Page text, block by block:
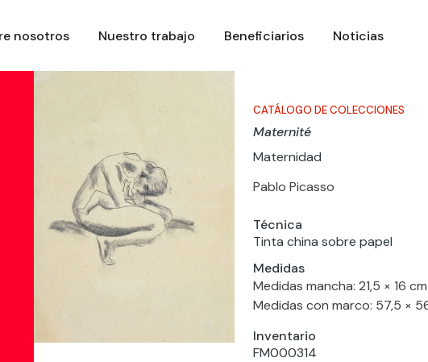
nosotros Nuestro trabajo Beneficiarios Noticias
CATÁLOGO DE COLECCIONES
Maternité
Maternidad
Pablo Picasso
Técnica
Tinta china sobre papel
Medidas
Medidas mancha: 21,5 × 16 cm
Medidas con marco: 57,5 ×
Inventario
FM000314